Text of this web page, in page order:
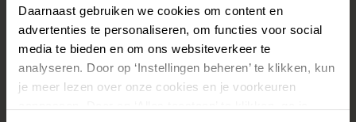
Daarnaast gebruiken we cookies om content en
advertenties te personaliseren, om functies voor social
media te bieden en om ons websiteverkeer te
analyseren. Door op ‘Instellingen beheren’ te klikken, kun
je meer lezen over onze cookies en je voorkeuren
De perfecte trouwschoenen voor onder je trouwjurk,
maar ook kettingen, armbanden en oorbellen die
precies bij je bruidsjurk passen of een prachtige sluier,
haarband of haarspeld voor je bruidskapsel: jouw
bruidslook is pas af met bijpassende accessoires. Met